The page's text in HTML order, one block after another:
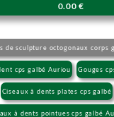
0.00 €
de sculpture octogonaux corps
cps galbé Auriou Gouges
Ciseaux à dents plates cps galbé
à dents pointues cps galbé